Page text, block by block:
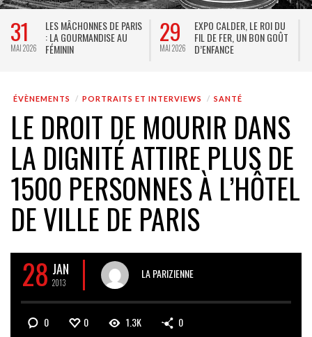
29
MAI 2026
EXPO CALDER, LE ROI DU
FIL DE FER, UN BON GOÛT
D’ENFANCE
28
MAI 2026
LE RING DE KATHARSY, UN
SPECTACLE EN FORME DE
JEU VIDÉO !
ÉVÈNEMENTS PORTRAITS ET INTERVIEWS SANTÉ
LE DROIT DE MOURIR DANS
LA DIGNITÉ ATTIRE PLUS DE
1500 PERSONNES À L’HÔTEL
DE VILLE DE PARIS
28 JAN
2013
LA PARIZIENNE
0 0 1.3K 0